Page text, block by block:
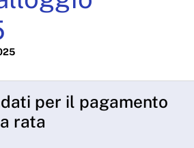
per il pagamento
rata